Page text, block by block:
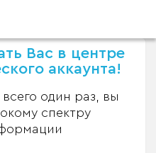
Вас в центре
аккаунта!
один раз, вы
спектру